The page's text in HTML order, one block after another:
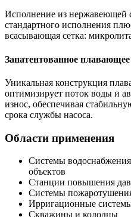
Исполнение из нержавеющей
стандартного исполнения
всасывающая сетка:
Запатентованное плавающее
Уникальная конструкция
оптимизирует поток воды и
износ, обеспечивая
срока службы насоса.
Области применения
Системы
объектов
Станции повышения
Системы
Ирригационные
Скважины и колодцы